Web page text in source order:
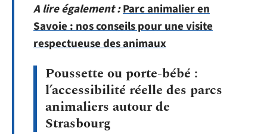
A lire également :Parc animalier en
Savoie : nos conseils pour une visite
respectueuse des animaux
Poussette ou porte-bébé :
l’accessibilité réelle des parcs
animaliers autour de
Strasbourg